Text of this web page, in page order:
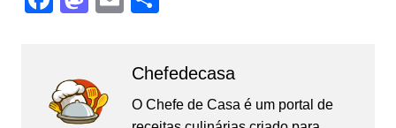
e
b
o
d
e
Chefedecasa
O Chefe de Casa é um portal de